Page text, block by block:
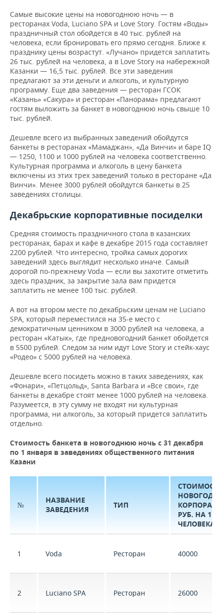
Самые высокие цены на новогоднюю ночь — в
ресторанах Voda, Luciano SPA и Love Story. Гостям «Воды»
праздничный стол обойдется в 40 тыс. рублей на
человека, если бронировать его прямо сегодня. Ближе к
празднику цены возрастут. «Лучано» придется заплатить
26 тыс. рублей на человека, а в Love Story на набережной
Казанки — 16,5 тыс. рублей. Все эти заведения
предлагают за эти деньги и алкоголь, и культурную
программу. Еще два заведения — ресторан ГСОК
«Казань» «Сакура» и ресторан «Панорама» предлагают
гостям выложить за банкет в новогоднюю ночь свыше 10
тыс. рублей.
Дешевле всего из выбранных заведений обойдутся
банкеты в ресторанах «Мамаджан», «Да Винчи» и баре IQ
— 1250, 1100 и 1000 рублей на человека соответственно.
Культурная программа и алкоголь в цену банкета
включены из этих трех заведений только в ресторане «Да
Винчи». Менее 3000 рублей обойдутся банкеты в 25
заведениях столицы.
Декабрьские корпоративные посиделки
Средняя стоимость праздничного стола в казанских
ресторанах, барах и кафе в декабре 2015 года составляет
2200 рублей. Что интересно, тройка самых дорогих
заведений здесь выглядит несколько иначе. Самый
дорогой по-прежнему Voda — если вы захотите отметить
здесь праздник, за закрытие зала вам придется
заплатить не менее 100 тыс. рублей.
А вот на втором месте по декабрьским ценам не Luciano
SPA, который переместился на 35-е место с
демократичным ценником в 3000 рублей на человека, а
ресторан «Катык», где предновогодний банкет обойдется
в 5500 рублей. Следом за ним идут Love Story и стейк-хаус
«Родео» с 5000 рублей на человека.
Дешевле всего посидеть можно в таких заведениях, как
«Фонари», «Петцольд», Santa Barbara и «Все свои», где
банкеты в декабре стоят менее 1000 рублей на человека.
Разумеется, в эту сумму не входят ни культурная
программа, ни алкоголь, за который придется заплатить
отдельно.
Стоимость банкета в новогоднюю ночь с 31 декабря
по 1 января в заведениях общественного питания
Казани
№
НАЗВАНИЕ
ЗАВЕДЕНИЯ
ТИП
СТОИМОСТЬ
РУБ. НА 1
ЧЕЛОВЕКА
1 Voda Ресторан 40000
2 Luciano SPA Ресторан 26000